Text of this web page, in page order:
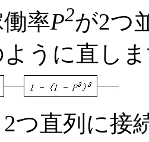
率P2が2つ
うに直し
つ直列に接